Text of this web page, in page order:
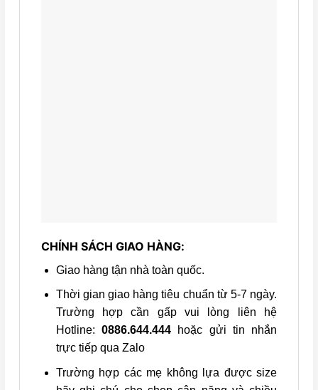
CHÍNH SÁCH GIAO HÀNG:
Giao hàng tận nhà toàn quốc.
Thời gian giao hàng tiêu chuẩn từ 5-7 ngày.
Trường hợp cần gấp vui lòng liên hệ
Hotline: 0886.644.444hoặc gửi tin nhắn
trực tiếp qua Zalo
Trường hợp các mẹ không lựa được size